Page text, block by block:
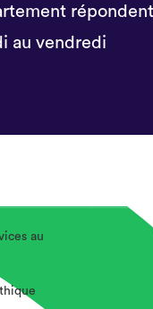
au vendredi
au